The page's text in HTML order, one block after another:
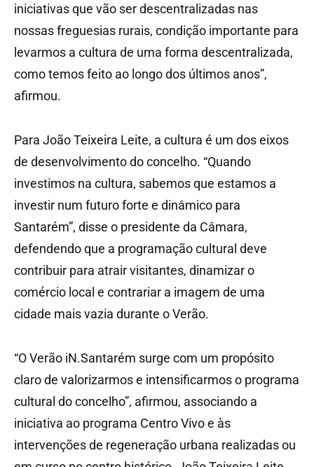
iniciativas que vão ser descentralizadas nas
nossas freguesias rurais, condição importante para
levarmos a cultura de uma forma descentralizada,
como temos feito ao longo dos últimos anos”,
afirmou.
Para João Teixeira Leite, a cultura é um dos eixos
de desenvolvimento do concelho. “Quando
investimos na cultura, sabemos que estamos a
investir num futuro forte e dinâmico para
Santarém”, disse o presidente da Câmara,
defendendo que a programação cultural deve
contribuir para atrair visitantes, dinamizar o
comércio local e contrariar a imagem de uma
cidade mais vazia durante o Verão.
“O Verão iN.Santarém surge com um propósito
claro de valorizarmos e intensificarmos o programa
cultural do concelho”, afirmou, associando a
iniciativa ao programa Centro Vivo e às
intervenções de regeneração urbana realizadas ou